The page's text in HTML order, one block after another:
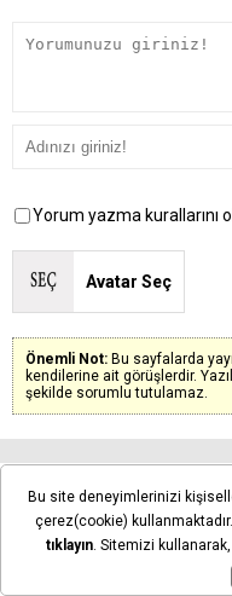
Yorum yazma kurallarını
Avatar Seç
Önemli Not: Bu sayfalarda
kendilerine ait görüşlerdir.
şekilde sorumlu tutulamaz.
Henüz yorum
Bu site deneyimlerinizi
çerez(cookie)
tıklayın. Sitemizi